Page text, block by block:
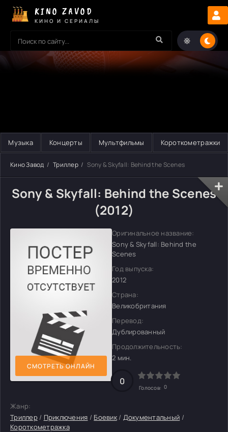
KINO ZAVOD
КИНО И СЕРИАЛЫ
Музыка Концерты Мультфильмы Короткометражки
Кино Завод Триллер Sony & Skyfall: Behind the Scenes
Sony & Skyfall: Behind the Scenes
(2012)
СМОТРЕТЬ ОНЛАЙН
Оригинальное название:
Sony & Skyfall: Behind the
Scenes
Год выпуска:
2012
Страна:
Великобритания
Перевод:
Дублированный
Продолжительность:
2 мин.
0
Голосов: 0
Жанр:
Триллер/ Приключения / Боевик/ Документальный /
Короткометражка